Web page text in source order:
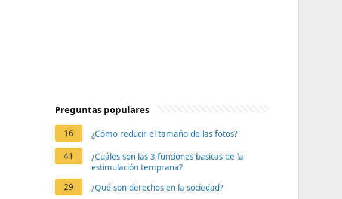
Preguntas populares
16 ¿Cómo reducir el tamaño de las fotos?
41
¿Cuáles son las 3 funciones basicas de la
estimulación temprana?
29
¿Qué son derechos en la sociedad?